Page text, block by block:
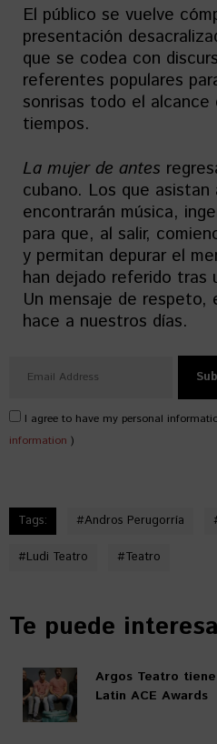
El público se vuelve
presentación
que se codea con
referentes populares
sonrisas todo el
tiempos.
La mujer de antes
cubano. Los que asistan
encontrarán música,
para que, al salir,
y permitan depurar el
han dejado referido tras
Un mensaje de
hace a nuestros días.
I agree to have my personal
information )
Tags: #Andros Perugorría
#Ludi Teatro #Teatro
Te puede
Argos Teatro
Latin ACE Awards